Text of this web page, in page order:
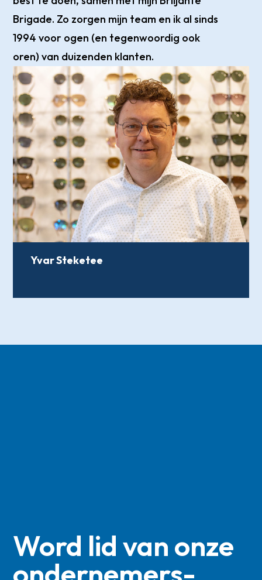
Brigade. Zo zorgen mijn team en ik al sinds
1994 voor ogen (en tegenwoordig ook
oren) van duizenden klanten.
Yvar Steketee
Word lid van onze